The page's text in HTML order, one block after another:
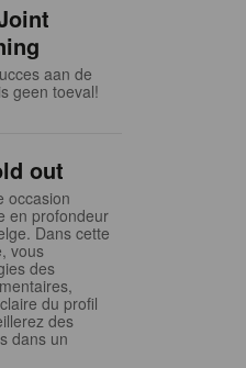
aan de
geen toeval!
out
occasion
en profondeur
Dans cette
vous
des
du profil
des
dans un